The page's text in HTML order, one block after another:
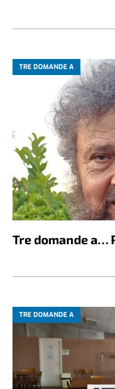
TRE DOMANDE A
Tre domande a…
TRE DOMANDE A